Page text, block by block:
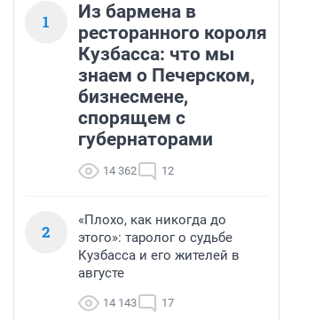
1
Из бармена в
ресторанного короля
Кузбасса: что мы
знаем о Печерском,
бизнесмене,
спорящем с
губернаторами
14 362 12
2
«Плохо, как никогда до
этого»: таролог о судьбе
Кузбасса и его жителей в
августе
14 143 17